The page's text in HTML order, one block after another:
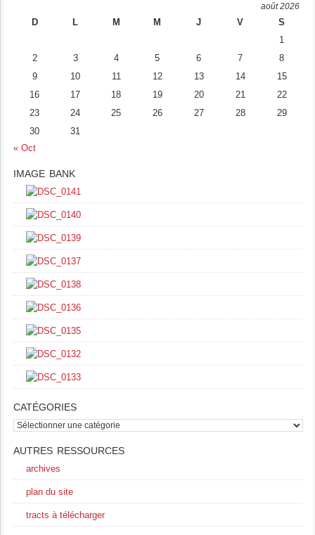
août 2026
D L M M J V
S
1
2
3 4 5 6 7
8
9
10 11 12 13 14
15
16
17 18 19 20 21
22
23
24 25 26 27 28
29
30
31
« Oct
IMAGE BANK
CATÉGORIES
catégories
AUTRES RESSOURCES
archives
plan du site
tracts à télécharger